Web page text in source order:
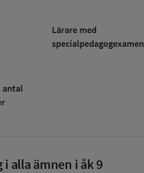
antal
Lärare med
specialpedagog­examen
alla ämnen i åk 9